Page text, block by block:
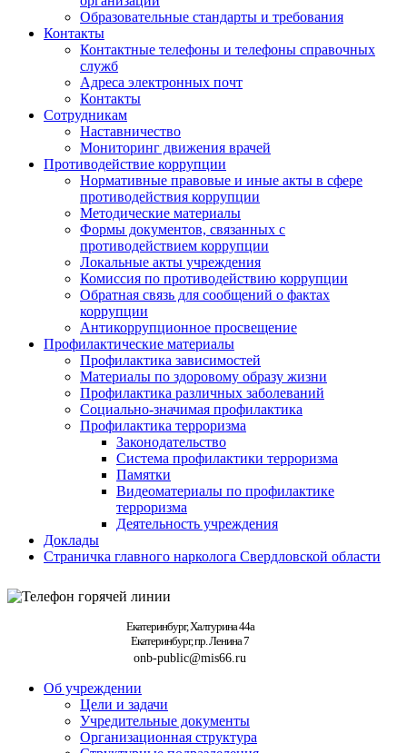
Образовательные стандарты и требования
Контакты
Контактные телефоны и телефоны справочных
служб
Адреса электронных почт
Контакты
Сотрудникам
Наставничество
Мониторинг движения врачей
Противодействие коррупции
Нормативные правовые и иные акты в сфере
противодействия коррупции
Методические материалы
Формы документов, связанных с
противодействием коррупции
Локальные акты учреждения
Комиссия по противодействию коррупции
Обратная связь для сообщений о фактах
коррупции
Антикоррупционное просвещение
Профилактические материалы
Профилактика зависимостей
Материалы по здоровому образу жизни
Профилактика различных заболеваний
Социально-значимая профилактика
Профилактика терроризма
Законодательство
Система профилактики терроризма
Памятки
Видеоматериалы по профилактике
терроризма
Деятельность учреждения
Доклады
Страничка главного нарколога Свердловской области
Екатеринбург, Халтурина 44а
Екатеринбург, пр. Ленина 7
onb-public@mis66.ru
Об учреждении
Цели и задачи
Учредительные документы
Организационная структура